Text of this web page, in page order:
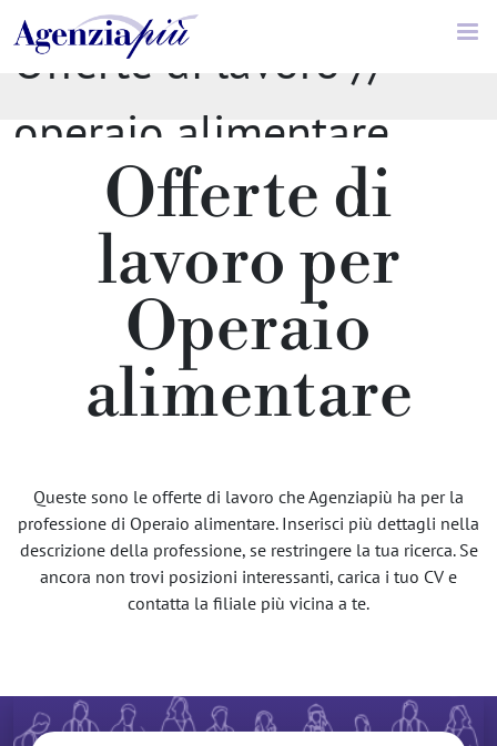
Offerte di lavoro //
operaio alimentare
Offerte di
lavoro per
Operaio
alimentare
Queste sono le offerte di lavoro che Agenziapiù ha per la
professione di Operaio alimentare. Inserisci più dettagli nella
descrizione della professione, se restringere la tua ricerca. Se
ancora non trovi posizioni interessanti, carica i tuo CV e
contatta la filiale più vicina a te.